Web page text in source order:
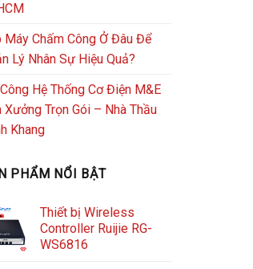
Máy Chấm Công Ở Đâu Để
Lý Nhân Sự Hiệu Quả?
Hệ Thống Cơ Điện M&E
Xưởng Trọn Gói – Nhà Thầu
Khang
PHẨM NỔI BẬT
Thiết bị Wireless
Controller Ruijie RG-
WS6816